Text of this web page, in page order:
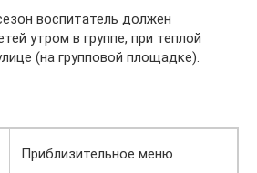
воспитатель должен
утром в группе, при теплой
(на групповой площадке).
Приблизительное меню